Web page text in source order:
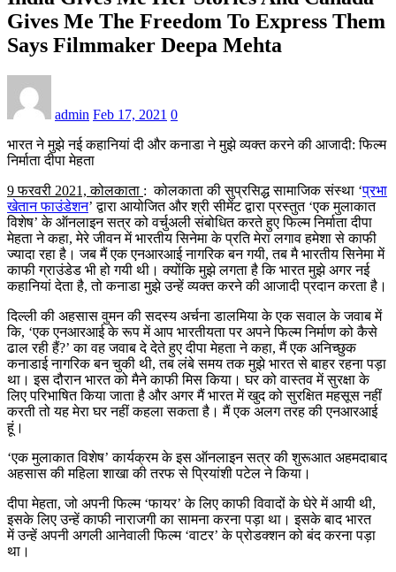
Gives Me The Freedom To Express Them
Says Filmmaker Deepa Mehta
admin Feb 17, 2021 0
भारत ने मुझे नई कहानियां दी और कनाडा ने मुझे व्यक्त करने की आजादी: फिल्म
निर्माता दीपा मेहता
9 फरवरी 2021, कोलकाता : कोलकाता की सुप्रसिद्ध सामाजिक संस्था ‘प्रभा
खेतान फाउंडेशन’ द्वारा आयोजित और श्री सीमेंट द्वारा प्रस्तुत ‘एक मुलाकात
विशेष’ के ऑनलाइन सत्र को वर्चुअली संबोधित करते हुए फिल्म निर्माता दीपा
मेहता ने कहा, मेरे जीवन में भारतीय सिनेमा के प्रति मेरा लगाव हमेशा से काफी
ज्यादा रहा है। जब मैं एक एनआरआई नागरिक बन गयी, तब मै भारतीय सिनेमा में
काफी ग्राउंडेड भी हो गयी थी। क्योंकि मुझे लगता है कि भारत मुझे अगर नई
कहानियां देता है, तो कनाडा मुझे उन्हें व्यक्त करने की आजादी प्रदान करता है।
दिल्ली की अहसास वुमन की सदस्य अर्चना डालमिया के एक सवाल के जवाब में
कि, ‘एक एनआरआई के रूप में आप भारतीयता पर अपने फिल्म निर्माण को कैसे
ढाल रही हैं?’ का वह जवाब दे देते हुए दीपा मेहता ने कहा, मैं एक अनिच्छुक
कनाडाई नागरिक बन चुकी थी, तब लंबे समय तक मुझे भारत से बाहर रहना पड़ा
था। इस दौरान भारत को मैने काफी मिस किया। घर को वास्तव में सुरक्षा के
लिए परिभाषित किया जाता है और अगर मैं भारत में खुद को सुरक्षित महसूस नहीं
करती तो यह मेरा घर नहीं कहला सकता है। मैं एक अलग तरह की एनआरआई
हूं।
‘एक मुलाकात विशेष’ कार्यक्रम के इस ऑनलाइन सत्र की शुरूआत अहमदाबाद
अहसास की महिला शाखा की तरफ से प्रियांशी पटेल ने किया।
दीपा मेहता, जो अपनी फिल्म ‘फायर’ के लिए काफी विवादों के घेरे में आयी थी,
इसके लिए उन्हें काफी नाराजगी का सामना करना पड़ा था। इसके बाद भारत
में उन्हें अपनी अगली आनेवाली फिल्म ‘वाटर’ के प्रोडक्शन को बंद करना पड़ा
था।